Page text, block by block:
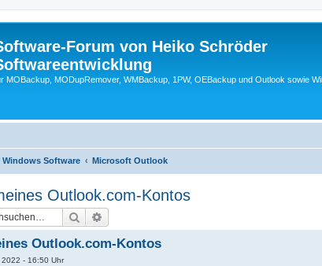
Forum von Heiko Schröder
MOBackup, MODupRemover, WMBackup, 1PW, OEBackup und Outlook sowie
Software Microsoft Outlook
Outlook.com-Kontos
Suche
Outlook.com-Kontos
- 16:50 Uhr